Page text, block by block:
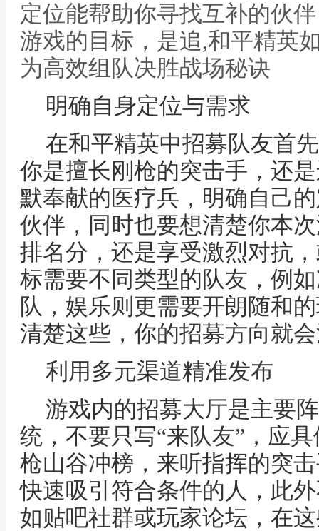
定位能帮助你寻找互补的伙
游戏的目标，是追,和平精英
为高效组队决胜战场秘诀
明确自身定位与需求
在和平精英中招募队友首
你是擅长刚枪的突击手，还
默奉献的医疗兵，明确自己
伙伴，同时也要想清楚你本
排名分，还是享受激烈对抗
标需要不同类型的队友，例
队，娱乐则更需要开朗随和
清楚这些，你的招募方向就
利用多元渠道精准发布
游戏内的招募大厅是主要
统，不要只写“来队友”，应
枪山谷冲榜，来听指挥的突
快速吸引符合条件的人，此
如贴吧社群或玩家论坛，在